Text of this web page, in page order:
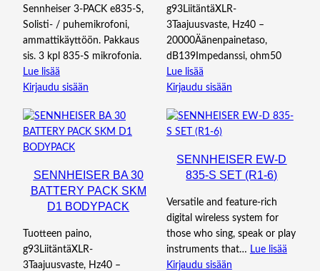
Sennheiser 3-PACK e835-S,
Solisti- / puhemikrofoni,
ammattikäyttöön. Pakkaus
sis. 3 kpl 835-S mikrofonia.
Lue lisää
Kirjaudu sisään
g93LiitäntäXLR-
3Taajuusvaste, Hz40 –
20000Äänenpainetaso,
dB139Impedanssi, ohm50
Lue lisää
Kirjaudu sisään
SENNHEISER BA 30
BATTERY PACK SKM
D1 BODYPACK
Tuotteen paino,
g93LiitäntäXLR-
3Taajuusvaste, Hz40 –
SENNHEISER EW-D
835-S SET (R1-6)
Versatile and feature-rich
digital wireless system for
those who sing, speak or play
instruments that… Lue lisää
Kirjaudu sisään